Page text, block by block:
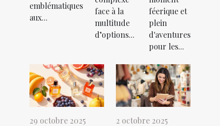
emblématiques
aux...
face à la
multitude
d’options...
féerique et
plein
d'aventures
pour les...
29 octobre 2025
2 octobre 2025